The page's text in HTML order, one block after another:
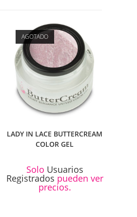
AGOTADO
LADY IN LACE BUTTERCREAM
COLOR GEL
Solo Usuarios
Registrados pueden ver
precios.